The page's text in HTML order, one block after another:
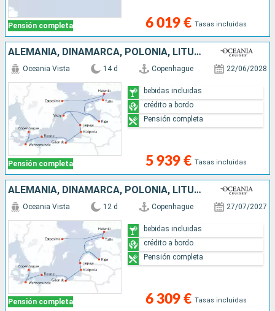
Pensión completa 6 019 € Tasas incluidas
ALEMANIA, DINAMARCA, POLONIA, LITUANIA, LETONIA, ESTONIA, FINLANDIA, SUECIA
Pensión completa
Oceania Vista 14 d Copenhague 22/06/2028
5 939 € Tasas incluidas
bebidas incluidas
crédito a bordo
Pensión completa
ALEMANIA, DINAMARCA, POLONIA, LITUANIA, LETONIA, ESTONIA, FINLANDIA, SUECIA
Pensión completa
Oceania Vista 12 d Copenhague 27/07/2027
6 309 € Tasas incluidas
bebidas incluidas
crédito a bordo
Pensión completa